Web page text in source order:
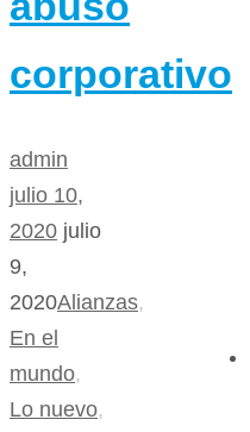
corporativo
admin
julio 10,
2020 julio
9,
2020Alianzas,
En el
mundo,
Lo nuevo,